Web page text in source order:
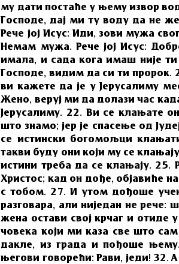
му дати постаће у њему извор
Господе, дај ми ту воду да не
Рече јој Исус: Иди, зови мужа
Немам мужа. Рече јој Исус:
имала, и сада кога имаш није
Господе, видим да си ти пророк.
ви кажете да је у Јерусалиму
Жено, веруј ми да долази час
Јерусалиму. 22. Ви се клањате
што знамо; јер је спасење од
се истински богомољци
такви буду они који му се
истини треба да се клањају.
Христос; кад он дође, објавиће
с тобом. 27. И утом дођоше
разговара, али ниједан не
жена остави свој крчаг и
човека који ми каза све што
дакле, из града и пођоше
његови говорећи: Рави, једи! 32.